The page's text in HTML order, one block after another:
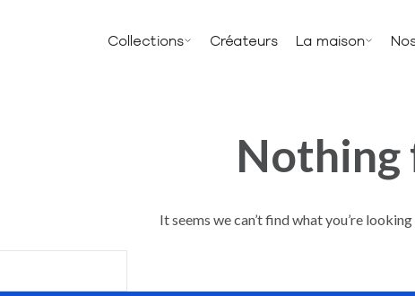
Collections Créateurs La maison
Nothing
It seems we can’t find what you’re